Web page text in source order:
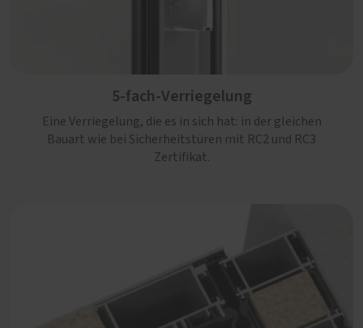
5-fach-Verriegelung
Eine Verriegelung, die es in sich hat: in der gleichen
Bauart wie bei Sicherheitstüren mit RC2 und RC3
Zertifikat.